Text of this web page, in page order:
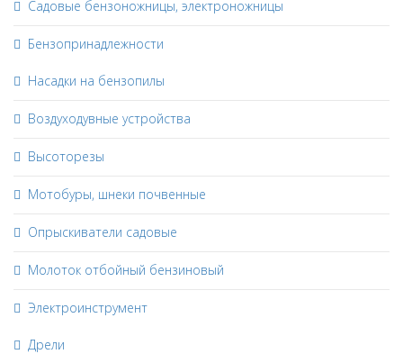
Садовые бензоножницы, электроножницы
Бензопринадлежности
Насадки на бензопилы
Воздуходувные устройства
Высоторезы
Мотобуры, шнеки почвенные
Опрыскиватели садовые
Молоток отбойный бензиновый
Электроинструмент
Дрели